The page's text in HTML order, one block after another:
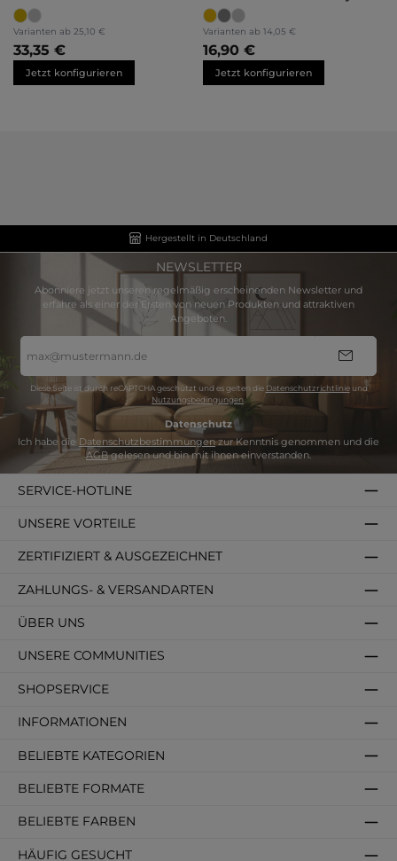
Anna
Varianten ab 25,10 €
33,35 €
Jetzt konfigurieren
Varianten ab 14,05 €
16,90 €
Jetzt konfigurieren
Hergestellt in Deutschland
NEWSLETTER
Abonniere jetzt unseren regelmäßig erscheinenden Newsletter und
erfahre als einer der Ersten von neuen Produkten und attraktiven
Angeboten.
Mail-
Adresse
Diese Seite ist durch reCAPTCHA geschützt und es gelten die Datenschutzrichtlinieund
Nutzungsbedingungen
Datenschutz
Ich habe die Datenschutzbestimmungenzur Kenntnis genommen und die
AGBgelesen und bin mit ihnen einverstanden.
SERVICE-HOTLINE
SHOPSERVICE
INFORMATIONEN
BELIEBTE KATEGORIEN
BELIEBTE FORMATE
BELIEBTE FARBEN
HÄUFIG GESUCHT
ZAHLUNGS- & VERSANDARTEN
ÜBER UNS
ZERTIFIZIERT & AUSGEZEICHNET
UNSERE VORTEILE
UNSERE COMMUNITIES